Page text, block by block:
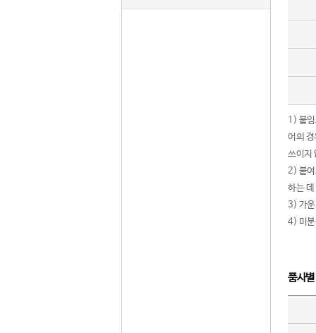
1) 붙
어의
쓰이지
2) 붙여
하는
3) 가운
4) 미분
품사